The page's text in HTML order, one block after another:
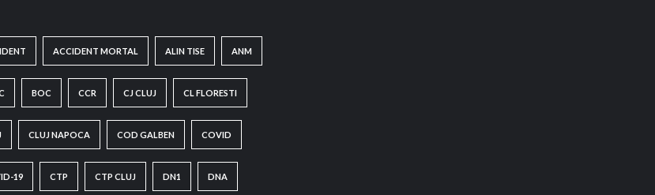
ACCIDENT MORTAL ALIN TISE ANM
BOC CCR CJ CLUJ CL FLORESTI
CLUJ NAPOCA COD GALBEN COVID
19 CTP CTP CLUJ DN1 DNA